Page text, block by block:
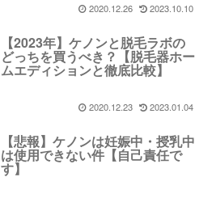
2020.12.26 2023.10.10
【2023年】ケノンと脱毛ラボの
どっちを買うべき？【脱毛器ホー
ムエディションと徹底比較】
2020.12.23 2023.01.04
【悲報】ケノンは妊娠中・授乳中
は使用できない件【自己責任で
す】